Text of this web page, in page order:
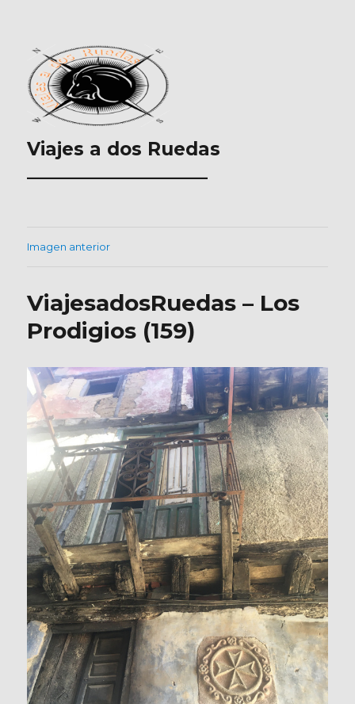
Viajes a dos Ruedas
___________________
Imagen anterior
ViajesadosRuedas – Los
Prodigios (159)